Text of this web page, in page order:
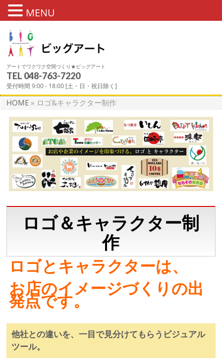
アートでワクワク空間づくり★ビッグアート
TEL 048-763-7220
受付時間 9:00 - 18:00 [土・日・祝日除く]
ロゴ&キャラクター制作
HOME » ロゴ&キャラクター制作
ロゴ＆キャラクター制
作
ロゴとキャラクターは、
お店のイメージづくりの出
発点です。
他社との違いを、一目で見分けてもらうビジュアル
ツール。
MENU